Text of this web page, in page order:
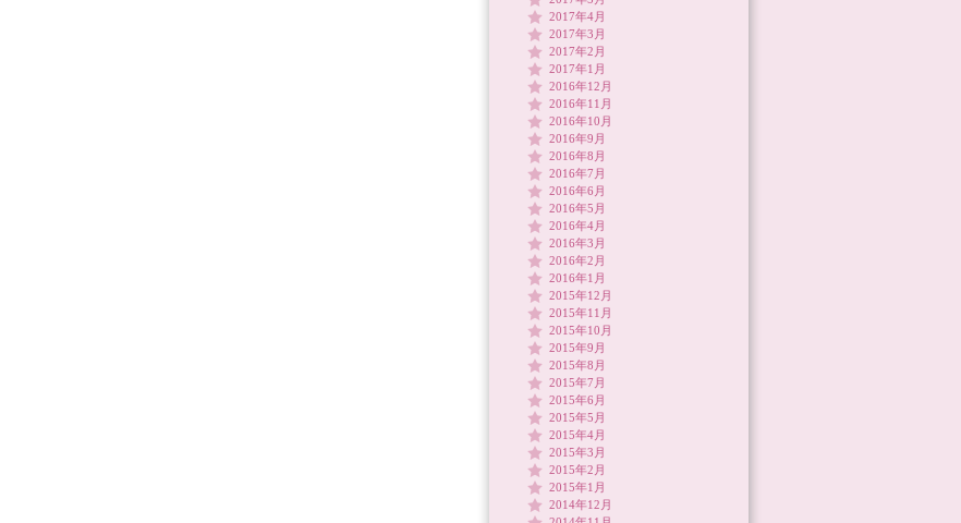
2017年4月
2017年3月
2017年2月
2017年1月
2016年12月
2016年11月
2016年10月
2016年9月
2016年8月
2016年7月
2016年6月
2016年5月
2016年4月
2016年3月
2016年2月
2016年1月
2015年12月
2015年11月
2015年10月
2015年9月
2015年8月
2015年7月
2015年6月
2015年5月
2015年4月
2015年3月
2015年2月
2015年1月
2014年12月